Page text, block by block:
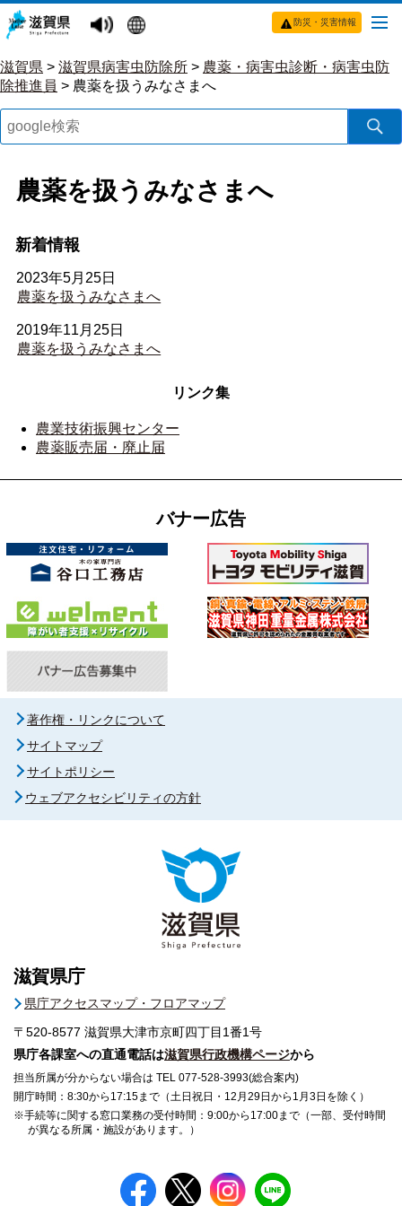
防災・災害情報
滋賀県 > 滋賀県病害虫防除所 > 農薬・病害虫診断・病害虫防
除推進員 > 農薬を扱うみなさまへ
農薬を扱うみなさまへ
新着情報
2023年5月25日
農薬を扱うみなさまへ
2019年11月25日
農薬を扱うみなさまへ
リンク集
農業技術振興センター
農薬販売届・廃止届
バナー広告
著作権・リンクについて
サイトマップ
サイトポリシー
ウェブアクセシビリティの方針
滋賀県庁
県庁アクセスマップ・フロアマップ
〒520-8577 滋賀県大津市京町四丁目1番1号
県庁各課室への直通電話は滋賀県行政機構ページから
担当所属が分からない場合は TEL 077-528-3993(総合案内)
開庁時間：8:30から17:15まで（土日祝日・12月29日から1月3日を除く）
※手続等に関する窓口業務の受付時間：9:00から17:00まで（一部、受付時間
が異なる所属・施設があります。）